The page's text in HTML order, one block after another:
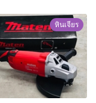
หินเจียร